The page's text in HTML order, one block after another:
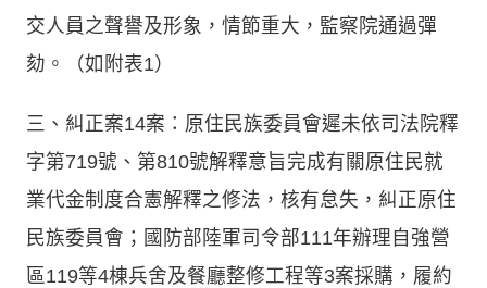
交人員之聲譽及形象，情節重大，監察院通過彈
劾。（如附表1）
三、糾正案14案：原住民族委員會遲未依司法院釋
字第719號、第810號解釋意旨完成有關原住民就
業代金制度合憲解釋之修法，核有怠失，糾正原住
民族委員會；國防部陸軍司令部111年辦理自強營
區119等4棟兵舍及餐廳整修工程等3案採購，履約